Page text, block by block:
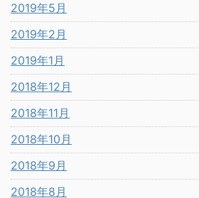
2019年5月
2019年2月
2019年1月
2018年12月
2018年11月
2018年10月
2018年9月
2018年8月